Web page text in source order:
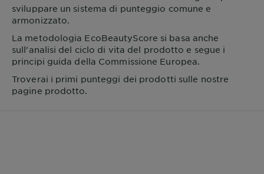
sviluppare un sistema di punteggio comune e
armonizzato.
La metodologia EcoBeautyScore si basa anche
sull'analisi del ciclo di vita del prodotto e segue i
principi guida della Commissione Europea.
Troverai i primi punteggi dei prodotti sulle nostre
pagine prodotto.